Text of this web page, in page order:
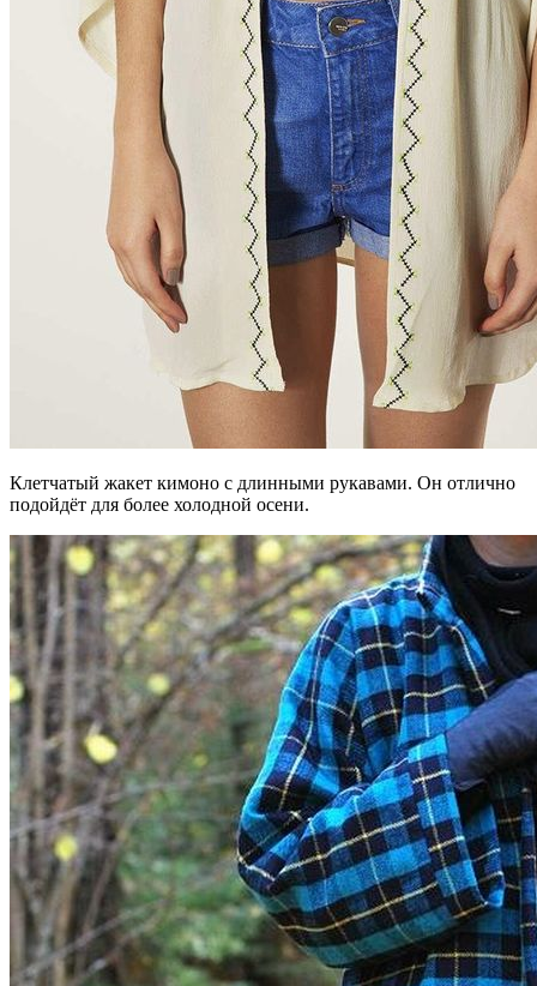
Клетчатый жакет кимоно с длинными рукавами. Он отлично
подойдёт для более холодной осени.